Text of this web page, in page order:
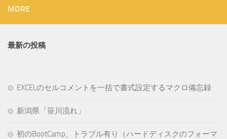
MORE
最新の投稿
EXCELのセルコメントを一括で書式設定するマクロ備忘録
新潟県「笹川流れ」
初のBootCamp、トラブル有り（ハードディスクのフォーマ